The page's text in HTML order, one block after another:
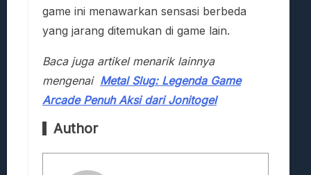
game ini menawarkan sensasi berbeda
yang jarang ditemukan di game lain.
Baca juga artikel menarik lainnya
mengenai Metal Slug: Legenda Game
Arcade Penuh Aksi dari Jonitogel
Author